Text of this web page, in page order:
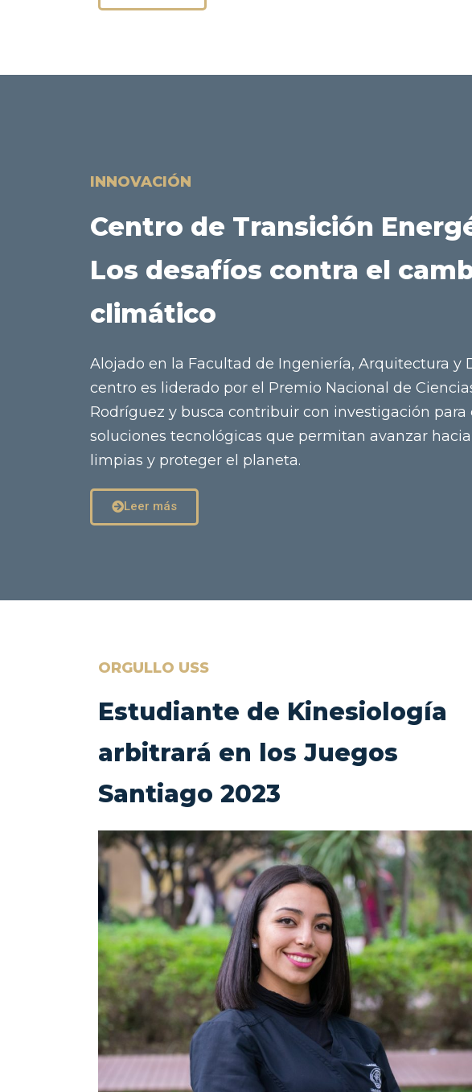
INNOVACIÓN
Centro de Transición
Los desafíos contra el
climático
Alojado en la Facultad de Ingeniería, Arquitectura y
centro es liderado por el Premio Nacional de
Rodríguez y busca contribuir con investigación para
soluciones tecnológicas que permitan avanzar
limpias y proteger el planeta.
Leer más
ORGULLO USS
Estudiante de Kinesiología
arbitrará en los Juegos
Santiago 2023